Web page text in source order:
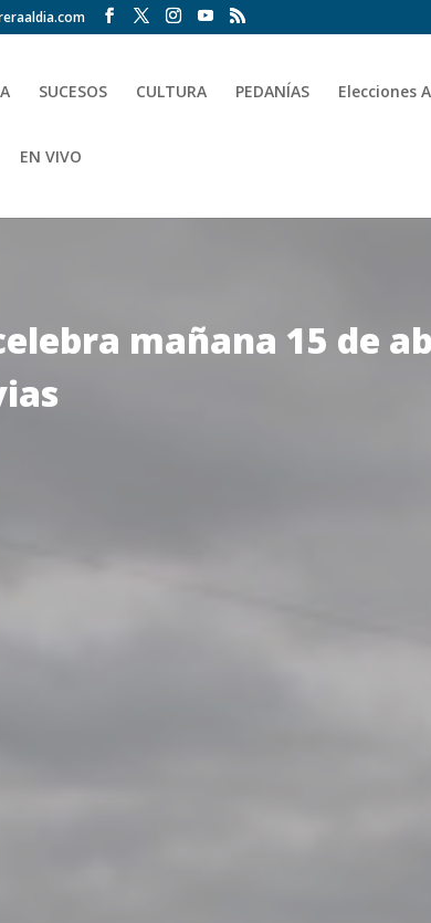
SUCESOS CULTURA PEDANÍAS Elecciones
EN VIVO
mañana 15 de